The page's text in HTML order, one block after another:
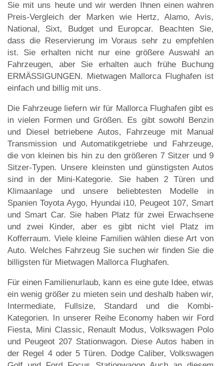
Sie mit uns heute und wir werden Ihnen einen wahren
Preis-Vergleich der Marken wie Hertz, Alamo, Avis,
National, Sixt, Budget und Europcar. Beachten Sie,
dass die Reservierung im Voraus sehr zu empfehlen
ist. Sie erhalten nicht nur eine größere Auswahl an
Fahrzeugen, aber Sie erhalten auch frühe Buchung
ERMÄSSIGUNGEN. Mietwagen Mallorca Flughafen ist
einfach und billig mit uns.
Die Fahrzeuge liefern wir für Mallorca Flughafen gibt es
in vielen Formen und Größen. Es gibt sowohl Benzin
und Diesel betriebene Autos, Fahrzeuge mit Manual
Transmission und Automatikgetriebe und Fahrzeuge,
die von kleinen bis hin zu den größeren 7 Sitzer und 9
Sitzer-Typen. Unsere kleinsten und günstigsten Autos
sind in der Mini-Kategorie. Sie haben 2 Türen und
Klimaanlage und unsere beliebtesten Modelle in
Spanien Toyota Aygo, Hyundai i10, Peugeot 107, Smart
und Smart Car. Sie haben Platz für zwei Erwachsene
und zwei Kinder, aber es gibt nicht viel Platz im
Kofferraum. Viele kleine Familien wählen diese Art von
Auto. Welches Fahrzeug Sie suchen wir finden Sie die
billigsten für Mietwagen Mallorca Flughafen.
Für einen Familienurlaub, kann es eine gute Idee, etwas
ein wenig größer zu mieten sein und deshalb haben wir,
Intermediate, Fullsize, Standard und die Kombi-
Kategorien. In unserer Reihe Economy haben wir Ford
Fiesta, Mini Classic, Renault Modus, Volkswagen Polo
und Peugeot 207 Stationwagon. Diese Autos haben in
der Regel 4 oder 5 Türen. Dodge Caliber, Volkswagen